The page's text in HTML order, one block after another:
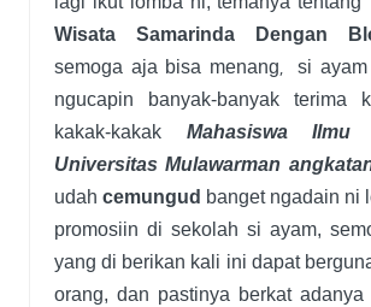
Wisata Samarinda Dengan
semoga aja bisa menang,
si
ngucapin banyak-banyak terima
kakak-kakak Mahasiswa Ilmu
Universitas Mulawarman
udah cemungud banget ngadain ni
promosiin di sekolah si ayam,
yang di berikan kali ini dapat
orang, dan pastinya berkat adanya